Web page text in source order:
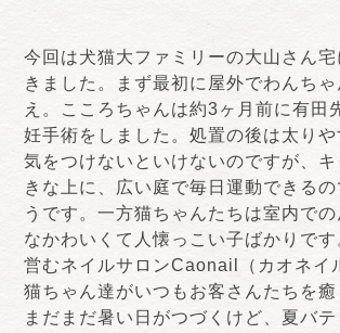
今回は犬猫大ファミリーの大山さん宅
きました。まず最初に屋外でわんちゃ
え。こころちゃんは約3ヶ月前に有田
妊手術をしました。処置の後は太り
気をつけないといけないのですが、
きな上に、広い庭で毎日運動できるの
うです。一方猫ちゃんたちは室内で
なかわいくて人懐っこい子ばかりで
営むネイルサロンCaonail（カオネイ
猫ちゃん達がいつもお客さんたちを癒
まだまだ暑い日がつづくけど、夏バ